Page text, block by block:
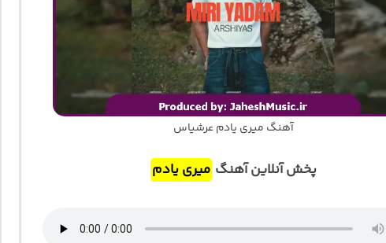
آهنگ میری یادم عرشیاس
پخش آنلاین آهنگ میری یادم